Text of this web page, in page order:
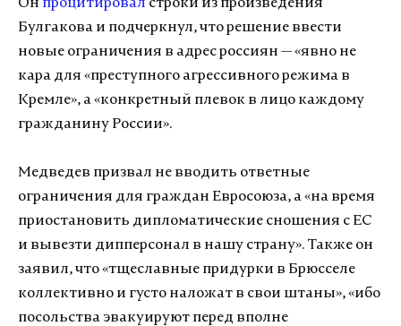
Он процитировал строки из произведения
Булгакова и подчеркнул, что решение ввести
новые ограничения в адрес россиян — «явно не
кара для «преступного агрессивного режима в
Кремле», а «конкретный плевок в лицо каждому
гражданину России».
Медведев призвал не вводить ответные
ограничения для граждан Евросоюза, а «на время
приостановить дипломатические сношения с ЕС
и вывезти дипперсонал в нашу страну». Также он
заявил, что «тщеславные придурки в Брюсселе
коллективно и густо наложат в свои штаны», «ибо
посольства эвакуируют перед вполне